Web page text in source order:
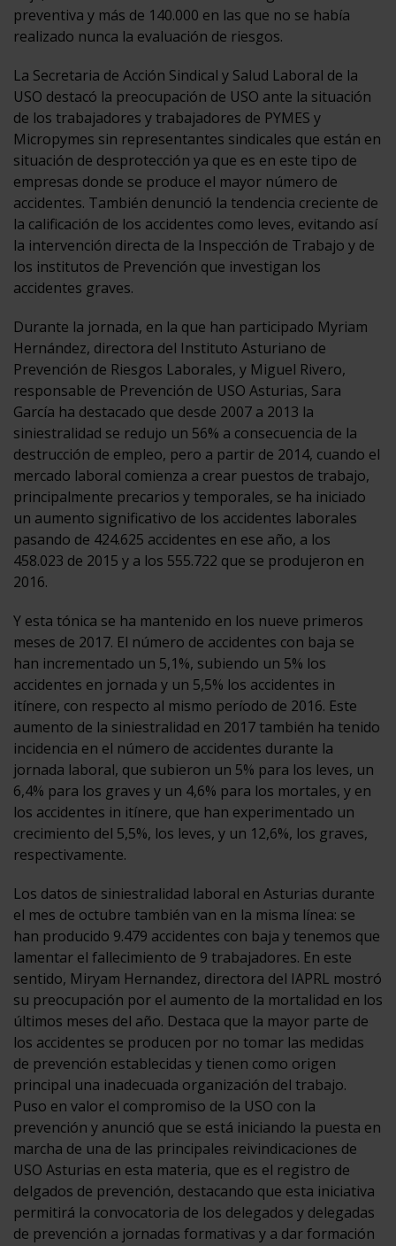
preventiva y más de 140.000 en las que no se había
realizado nunca la evaluación de riesgos.
La Secretaria de Acción Sindical y Salud Laboral de la
USO destacó la preocupación de USO ante la situación
de los trabajadores y trabajadores de PYMES y
Micropymes sin representantes sindicales que están en
situación de desprotección ya que es en este tipo de
empresas donde se produce el mayor número de
accidentes. También denunció la tendencia creciente de
la calificación de los accidentes como leves, evitando así
la intervención directa de la Inspección de Trabajo y de
los institutos de Prevención que investigan los
accidentes graves.
Durante la jornada, en la que han participado Myriam
Hernández, directora del Instituto Asturiano de
Prevención de Riesgos Laborales, y Miguel Rivero,
responsable de Prevención de USO Asturias, Sara
García ha destacado que desde 2007 a 2013 la
siniestralidad se redujo un 56% a consecuencia de la
destrucción de empleo, pero a partir de 2014, cuando el
mercado laboral comienza a crear puestos de trabajo,
principalmente precarios y temporales, se ha iniciado
un aumento significativo de los accidentes laborales
pasando de 424.625 accidentes en ese año, a los
458.023 de 2015 y a los 555.722 que se produjeron en
2016.
Y esta tónica se ha mantenido en los nueve primeros
meses de 2017. El número de accidentes con baja se
han incrementado un 5,1%, subiendo un 5% los
accidentes en jornada y un 5,5% los accidentes in
itínere, con respecto al mismo período de 2016. Este
aumento de la siniestralidad en 2017 también ha tenido
incidencia en el número de accidentes durante la
jornada laboral, que subieron un 5% para los leves, un
6,4% para los graves y un 4,6% para los mortales, y en
los accidentes in itínere, que han experimentado un
crecimiento del 5,5%, los leves, y un 12,6%, los graves,
respectivamente.
Los datos de siniestralidad laboral en Asturias durante
el mes de octubre también van en la misma línea: se
han producido 9.479 accidentes con baja y tenemos que
lamentar el fallecimiento de 9 trabajadores. En este
sentido, Miryam Hernandez, directora del IAPRL mostró
su preocupación por el aumento de la mortalidad en los
últimos meses del año. Destaca que la mayor parte de
los accidentes se producen por no tomar las medidas
de prevención establecidas y tienen como origen
principal una inadecuada organización del trabajo.
Puso en valor el compromiso de la USO con la
prevención y anunció que se está iniciando la puesta en
marcha de una de las principales reivindicaciones de
USO Asturias en esta materia, que es el registro de
delgados de prevención, destacando que esta iniciativa
permitirá la convocatoria de los delegados y delegadas
de prevención a jornadas formativas y a dar formación